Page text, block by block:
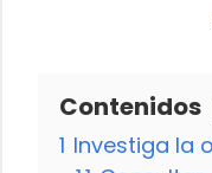
Contenidos
1 Investiga la